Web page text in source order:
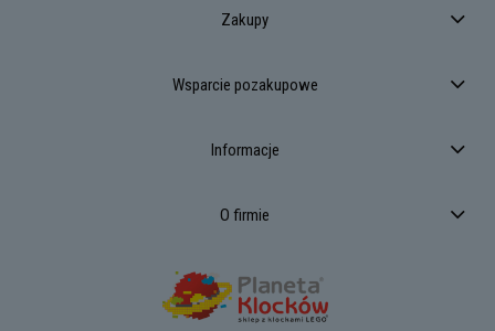
Zakupy
Wsparcie pozakupowe
Informacje
O firmie